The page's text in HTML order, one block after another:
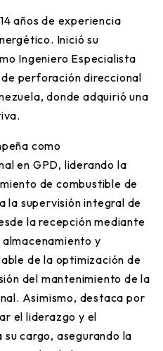
años de experiencia
Inició su
Ingeniero Especialista
perforación direccional
donde adquirió una
como
en GPD, liderando la
de combustible de
la supervisión integral de
la recepción mediante
y
de la optimización de
del mantenimiento de la
Asimismo, destaca por
el liderazgo y el
cargo, asegurando la